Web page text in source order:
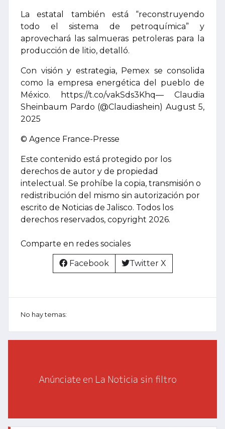
La estatal también está “reconstruyendo
todo el sistema de petroquímica” y
aprovechará las salmueras petroleras para la
producción de litio, detalló.
Con visión y estrategia, Pemex se consolida
como la empresa energética del pueblo de
México. https://t.co/vakSds3Khq— Claudia
Sheinbaum Pardo (@Claudiashein) August 5,
2025
© Agence France-Presse
Este contenido está protegido por los
derechos de autor y de propiedad
intelectual. Se prohíbe la copia, transmisión o
redistribución del mismo sin autorización por
escrito de Noticias de Jalisco. Todos los
derechos reservados, copyright 2026.
Comparte en redes sociales
Facebook Twitter X
No hay temas: